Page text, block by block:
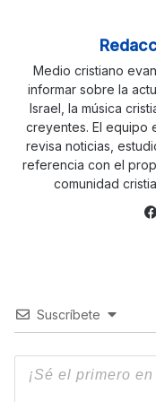
Medio cristiano
informar sobre la
Israel, la música
creyentes. El equipo
revisa noticias,
referencia con el
comunidad
Suscríbete